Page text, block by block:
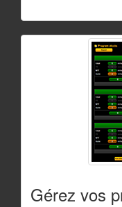
Gérez vos